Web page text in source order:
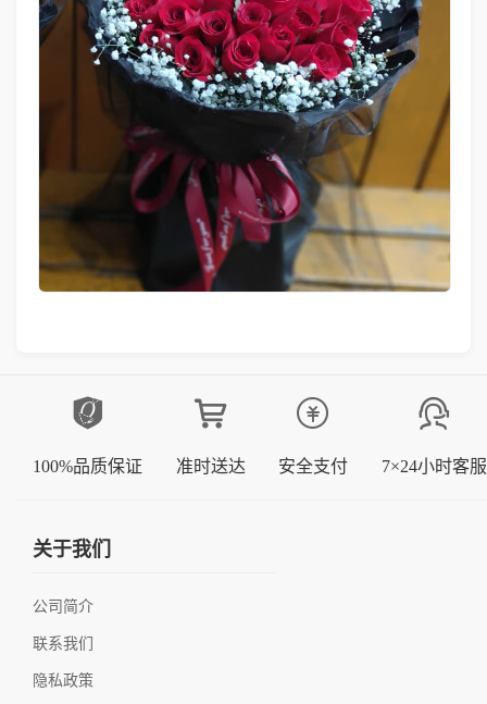
100%品质保证 准时送达 安全支付 7×24小时客服
关于我们
公司简介
联系我们
隐私政策